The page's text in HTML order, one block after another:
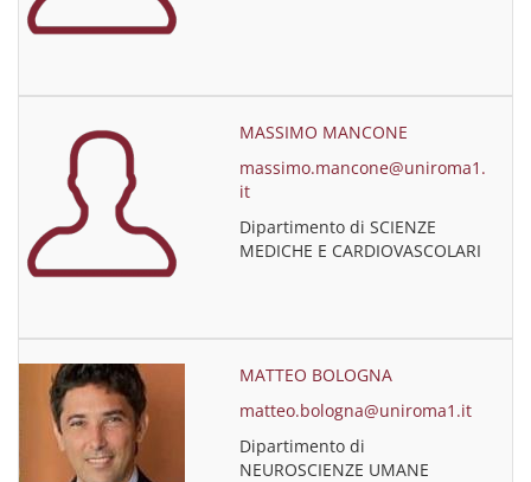
MASSIMO MANCONE
massimo.mancone@uniroma1.
it
Dipartimento di SCIENZE
MEDICHE E CARDIOVASCOLARI
MATTEO BOLOGNA
matteo.bologna@uniroma1.it
Dipartimento di
NEUROSCIENZE UMANE